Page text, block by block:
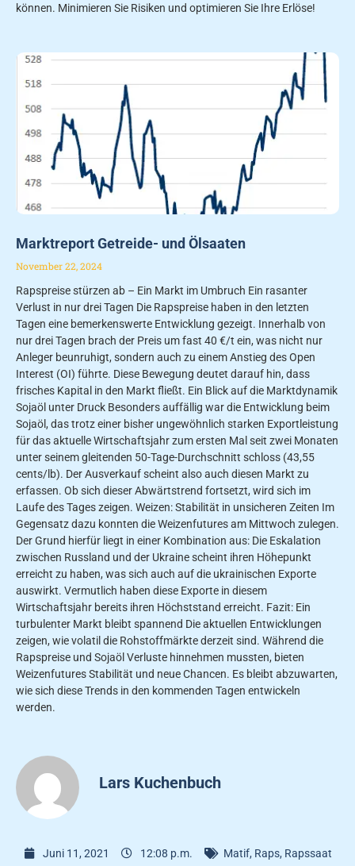
können. Minimieren Sie Risiken und optimieren Sie Ihre Erlöse!
Marktreport Getreide- und Ölsaaten
November 22, 2024
Rapspreise stürzen ab – Ein Markt im Umbruch Ein rasanter
Verlust in nur drei Tagen Die Rapspreise haben in den letzten
Tagen eine bemerkenswerte Entwicklung gezeigt. Innerhalb von
nur drei Tagen brach der Preis um fast 40 €/t ein, was nicht nur
Anleger beunruhigt, sondern auch zu einem Anstieg des Open
Interest (OI) führte. Diese Bewegung deutet darauf hin, dass
frisches Kapital in den Markt fließt. Ein Blick auf die Marktdynamik
Sojaöl unter Druck Besonders auffällig war die Entwicklung beim
Sojaöl, das trotz einer bisher ungewöhnlich starken Exportleistung
für das aktuelle Wirtschaftsjahr zum ersten Mal seit zwei Monaten
unter seinem gleitenden 50-Tage-Durchschnitt schloss (43,55
cents/lb). Der Ausverkauf scheint also auch diesen Markt zu
erfassen. Ob sich dieser Abwärtstrend fortsetzt, wird sich im
Laufe des Tages zeigen. Weizen: Stabilität in unsicheren Zeiten Im
Gegensatz dazu konnten die Weizenfutures am Mittwoch zulegen.
Der Grund hierfür liegt in einer Kombination aus: Die Eskalation
zwischen Russland und der Ukraine scheint ihren Höhepunkt
erreicht zu haben, was sich auch auf die ukrainischen Exporte
auswirkt. Vermutlich haben diese Exporte in diesem
Wirtschaftsjahr bereits ihren Höchststand erreicht. Fazit: Ein
turbulenter Markt bleibt spannend Die aktuellen Entwicklungen
zeigen, wie volatil die Rohstoffmärkte derzeit sind. Während die
Rapspreise und Sojaöl Verluste hinnehmen mussten, bieten
Weizenfutures Stabilität und neue Chancen. Es bleibt abzuwarten,
wie sich diese Trends in den kommenden Tagen entwickeln
werden.
Lars Kuchenbuch
Juni 11, 2021 12:08 p.m. Matif, Raps, Rapssaat